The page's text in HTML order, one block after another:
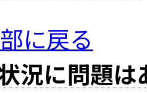
に戻る
況に問題は